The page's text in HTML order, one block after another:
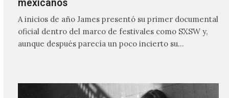
mexicanos
A inicios de año James presentó su primer documental
oficial dentro del marco de festivales como SXSW y,
aunque después parecía un poco incierto su…